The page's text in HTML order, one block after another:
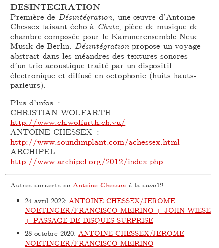
DESINTEGRATION
Première de Désintégration , une œuvre d’Antoine
Chessex faisant écho à Chute , pièce de musique de
chambre composée pour le Kammerensemble Neue
Musik de Berlin.
Désintégration propose un voyage
abstrait dans les méandres des textures sonores
d’un trio acoustique traité par un dispositif
électronique et diffusé en octophonie (huits hauts-
parleurs).
Plus d’infos :
CHRISTIAN WOLFARTH :
http://www.ch.wolfarth.ch.vu/
ANTOINE CHESSEX :
http://www.soundimplant.com/achessex.html
ARCHIPEL :
http://www.archipel.org/2012/index.php
Autres concerts deAntoine Chessex à la cave12:
24 avril 2022: ANTOINE CHESSEX/JEROME
NOETINGER/FRANCISCO MEIRINO + JOHN WIESE
+ PASSAGE DE DISQUES SURPRISE
28 octobre 2020: ANTOINE CHESSEX/JEROME
NOETINGER/FRANCISCO MEIRINO